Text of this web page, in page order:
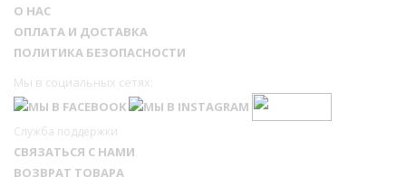
О НАС
ОПЛАТА И ДОСТАВКА
ПОЛИТИКА БЕЗОПАСНОСТИ
Мы в социальных сетях:
Служба поддержки
СВЯЗАТЬСЯ С НАМИ
ВОЗВРАТ ТОВАРА